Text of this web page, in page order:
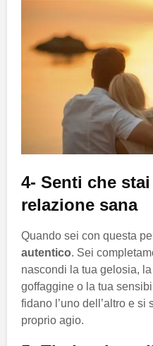
4- Senti che
relazione sana
Quando sei con questa
autentico. Sei
nascondi la tua gelosia,
goffaggine o la tua
fidano l’uno dell’altro e si
proprio agio.